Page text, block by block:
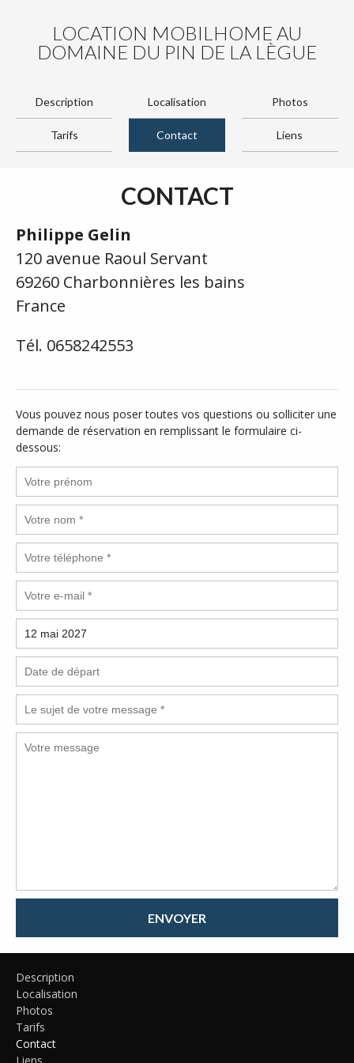
LOCATION MOBILHOME AU
DOMAINE DU PIN DE LA LÈGUE
Description Localisation Photos
Tarifs Contact Liens
CONTACT
Philippe Gelin
120 avenue Raoul Servant
69260 Charbonnières les bains
France
Tél. 0658242553
Vous pouvez nous poser toutes vos questions ou solliciter une
demande de réservation en remplissant le formulaire ci-
dessous:
ENVOYER
Description
Localisation
Photos
Tarifs
Contact